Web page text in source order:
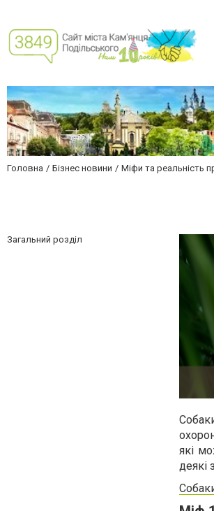
Головна Бізнес новини Міфи та реальність
Загальний розділ
які
деякі